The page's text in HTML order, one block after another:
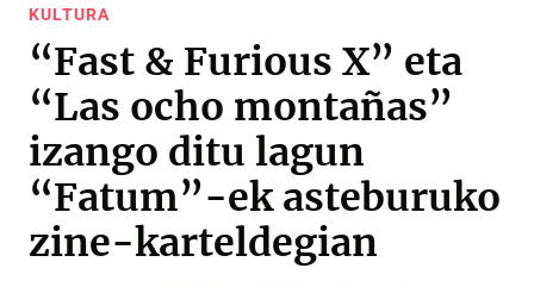
KULTURA
“Fast & Furious X” eta
“Las ocho montañas”
izango ditu lagun
“Fatum”-ek asteburuko
zine-karteldegian